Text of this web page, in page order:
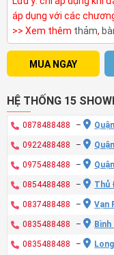
áp dụng với các
>> Xem thêm thảm,
MUA NGAY
HỆ THỐNG 15
0878488488 –
0922488488 –
0975488488 –
0854488488 – Thủ
0837488488 – Vạn
0835488488 – Bình
0835488488 –